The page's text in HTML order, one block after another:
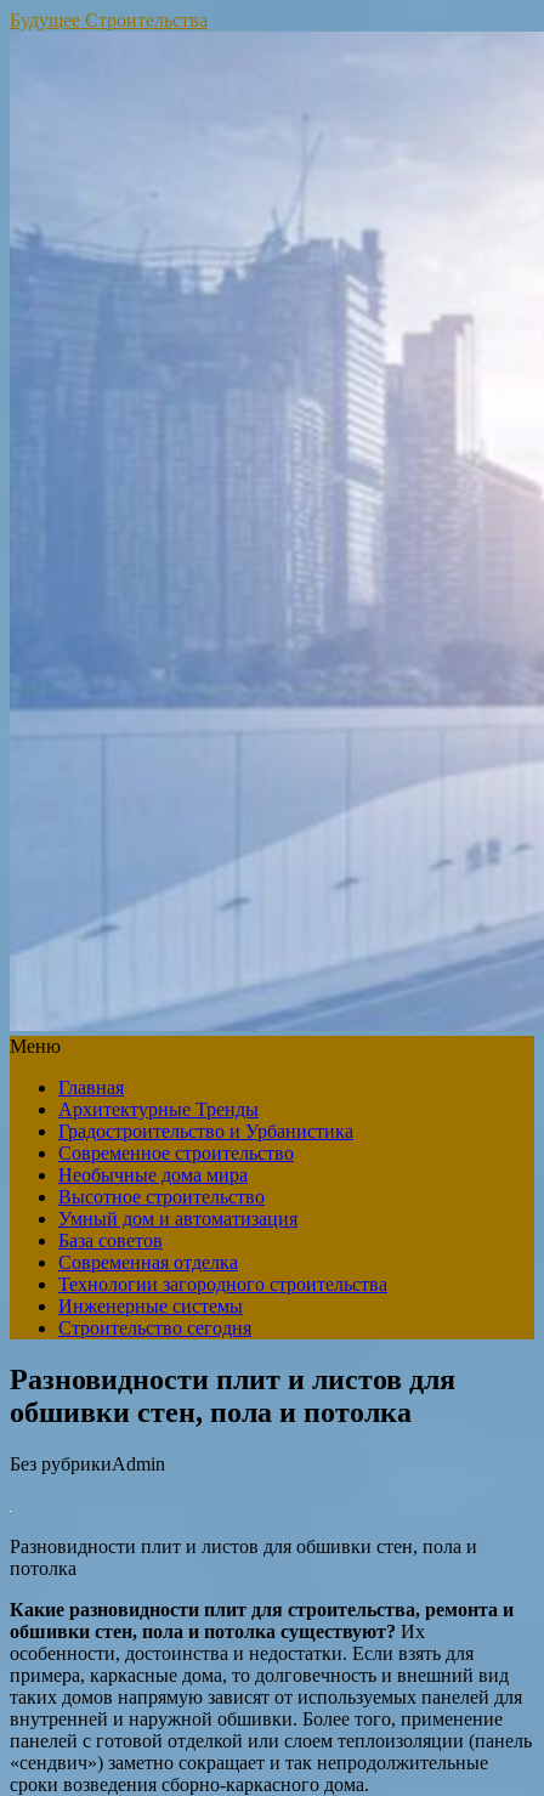
Будущее Строительства
Меню
Главная
Архитектурные Тренды
Градостроительство и Урбанистика
Современное строительство
Необычные дома мира
Высотное строительство
Умный дом и автоматизация
База советов
Современная отделка
Технологии загородного строительства
Инженерные системы
Строительство сегодня
Разновидности плит и листов для
обшивки стен, пола и потолка
Без рубрикиAdmin
Разновидности плит и листов для обшивки стен, пола и
потолка
Какие разновидности плит для строительства, ремонта и
обшивки стен, пола и потолка существуют? Их
особенности, достоинства и недостатки. Если взять для
примера, каркасные дома, то долговечность и внешний вид
таких домов напрямую зависят от используемых панелей для
внутренней и наружной обшивки. Более того, применение
панелей с готовой отделкой или слоем теплоизоляции (панель
«сендвич») заметно сокращает и так непродолжительные
сроки возведения сборно-каркасного дома.